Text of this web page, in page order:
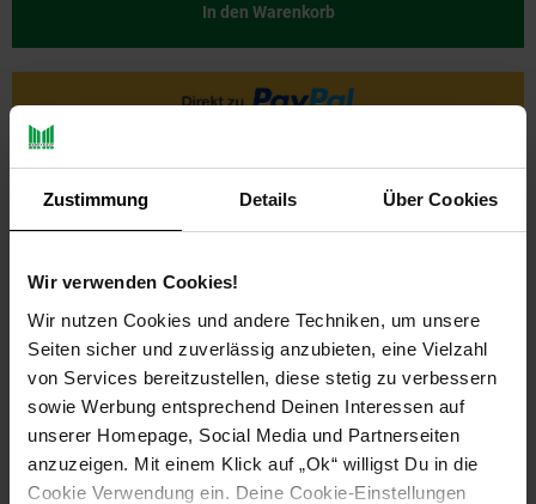
Zustimmung Details Über Cookies
Wir verwenden Cookies!
Wir nutzen Cookies und andere Techniken, um unsere
Seiten sicher und zuverlässig anzubieten, eine Vielzahl
von Services bereitzustellen, diese stetig zu verbessern
sowie Werbung entsprechend Deinen Interessen auf
unserer Homepage, Social Media und Partnerseiten
anzuzeigen. Mit einem Klick auf „Ok“ willigst Du in die
Cookie Verwendung ein. Deine Cookie-Einstellungen
In den Warenkorb
Payback Punkte Basis°Punkte:
19
Extra°Punkte:
0